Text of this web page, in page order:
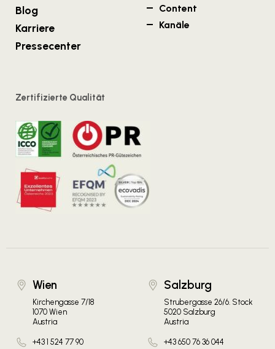
Blog
Karriere
Pressecenter
Content
Kanäle
Zertifizierte Qualität
Wien
Kirchengasse 7/18
1070 Wien
Austria
+43 1 524 77 90
Salzburg
Strubergasse 26/6. Stock
5020 Salzburg
Austria
+43 650 76 36 044